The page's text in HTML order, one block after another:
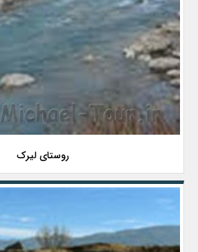
روستای لیرک